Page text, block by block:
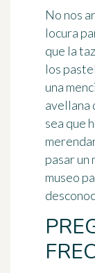
No nos
locura
que la
los
una
avellana
sea que
pasar un
museo